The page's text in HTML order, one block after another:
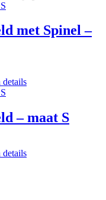
met Spinel –
details
– maat S
details